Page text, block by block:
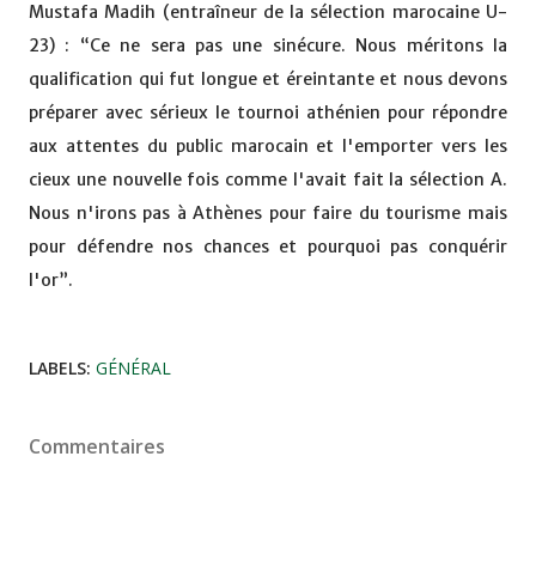
Mustafa Madih (entraîneur de la sélection marocaine U-
23) : “Ce ne sera pas une sinécure. Nous méritons la
qualification qui fut longue et éreintante et nous devons
préparer avec sérieux le tournoi athénien pour répondre
aux attentes du public marocain et l'emporter vers les
cieux une nouvelle fois comme l'avait fait la sélection A.
Nous n'irons pas à Athènes pour faire du tourisme mais
pour défendre nos chances et pourquoi pas conquérir
l'or”.
LABELS: GÉNÉRAL
Commentaires